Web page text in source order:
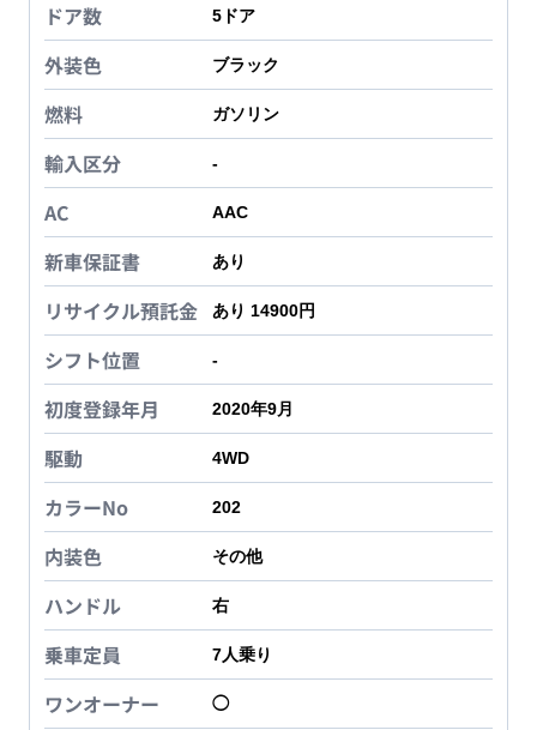
ドア数 5 ドア
外装色 ブラック
燃料 ガソリン
輸入区分 -
AC AAC
新車保証書 あり
リサイクル預託金 あり 14900円
シフト位置 -
初度登録年月 2020年9月
駆動 4WD
カラーNo 202
内装色 その他
ハンドル 右
乗車定員 7人乗り
ワンオーナー ◯